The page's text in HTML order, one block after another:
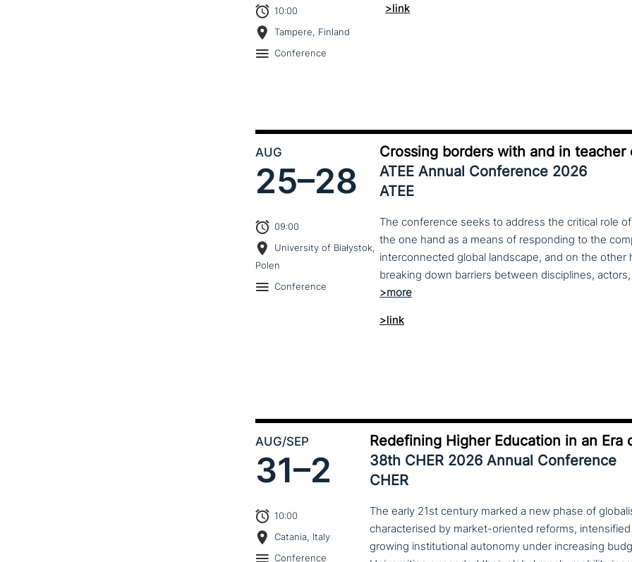
10:00
Tampere, Finland
Conference
>link
AUG
25–28
09:00
University of Białystok,
Polen
Conference
Crossing borders with and in teacher
ATEE Annual Conference 2026
ATEE
The conference seeks to address the critical role
the one hand as a means of responding to the
interconnected global landscape, and on the other
breaking down barriers between disciplines,
>link
AUG/SEP
31–2
10:00
Catania, Italy
Conference
Redefining Higher Education in an
38th CHER 2026 Annual Conference
CHER
The early 21st century marked a new phase of
characterised by market-oriented reforms,
growing institutional autonomy under increasing